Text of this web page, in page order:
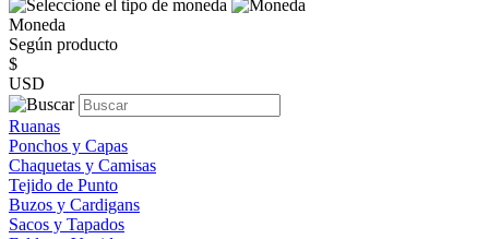
Moneda
Según producto
$
USD
Ruanas
Ponchos y Capas
Chaquetas y Camisas
Tejido de Punto
Buzos y Cardigans
Sacos y Tapados